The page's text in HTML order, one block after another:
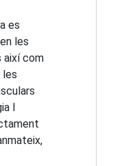
es
les
així com
les
I